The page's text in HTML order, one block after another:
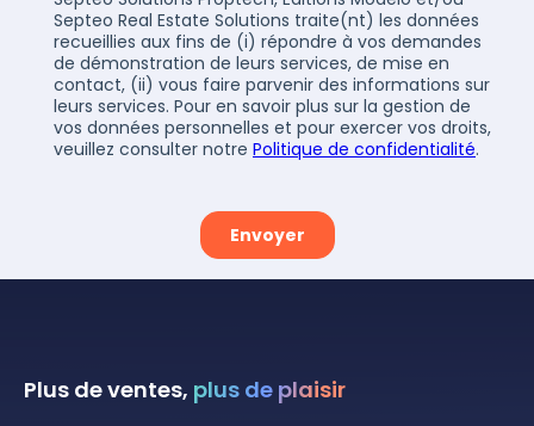
Plus de ventes, plus de plaisir